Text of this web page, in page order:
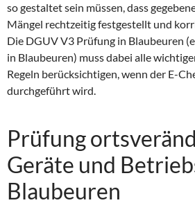
so gestaltet sein müssen, dass
Mängel rechtzeitig festgestellt und
Die DGUV V3 Prüfung in Blaubeuren
in Blaubeuren) muss dabei alle
Regeln berücksichtigen, wenn der E-
durchgeführt wird.
Prüfung
Geräte und
Blaubeuren